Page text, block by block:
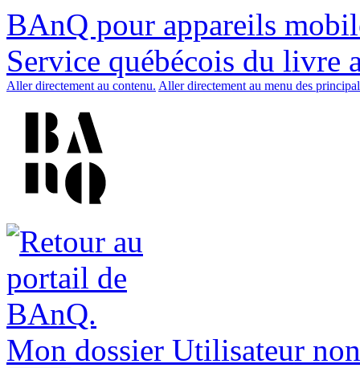
BAnQ pour appareils
Service québécois du livre
Aller directement au contenu. Aller directement au menu des
Mon dossier Utilisateur